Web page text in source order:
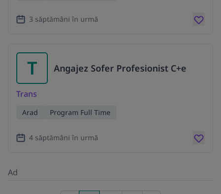
3 săptămâni în urmă
T Angajez Sofer Profesionist C+e
Trans
Arad Program Full Time
4 săptămâni în urmă
Ad